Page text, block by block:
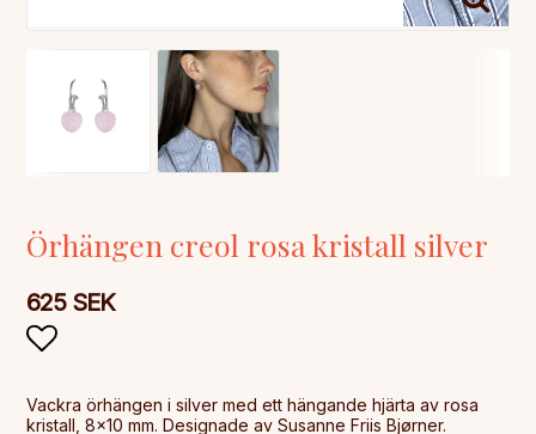
Örhängen creol rosa kristall silver
625 SEK
Vackra örhängen i silver med ett hängande hjärta av rosa